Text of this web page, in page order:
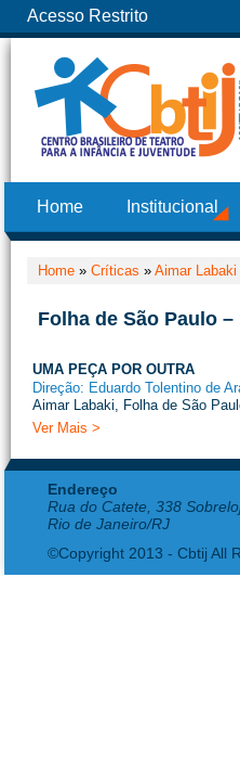
Acesso Restrito
Home Institucional
Home » Críticas » Aimar Labaki
Folha de São Paulo –
UMA PEÇA POR OUTRA
Direção: Eduardo Tolentino de
Aimar Labaki, Folha de São
Ver Mais >
Endereço
Rua do Catete, 338
Rio de Janeiro/RJ
©Copyright 2013 - Cbtij All